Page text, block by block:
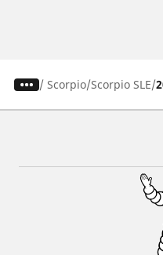
/ Scorpio Scorpio SLE